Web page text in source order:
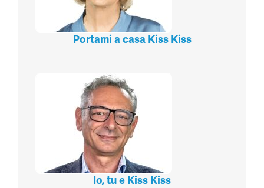
Portami a casa Kiss Kiss
Io, tu e Kiss Kiss